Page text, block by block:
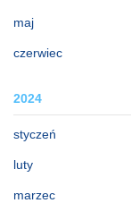
maj
czerwiec
2024
styczeń
luty
marzec